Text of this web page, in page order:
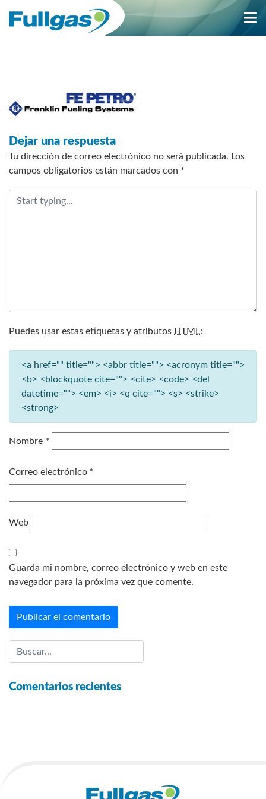
Dejar una respuesta
Tu dirección de correo electrónico no será publicada. Los
campos obligatorios están marcados con *
Puedes usar estas etiquetas y atributos HTML:
<a href="" title=""> <abbr title=""> <acronym title="">
<b> <blockquote cite=""> <cite> <code> <del
datetime=""> <em> <i> <q cite=""> <s> <strike>
<strong>
Nombre *
Correo electrónico *
Web
Guarda mi nombre, correo electrónico y web en este
navegador para la próxima vez que comente.
Comentarios recientes